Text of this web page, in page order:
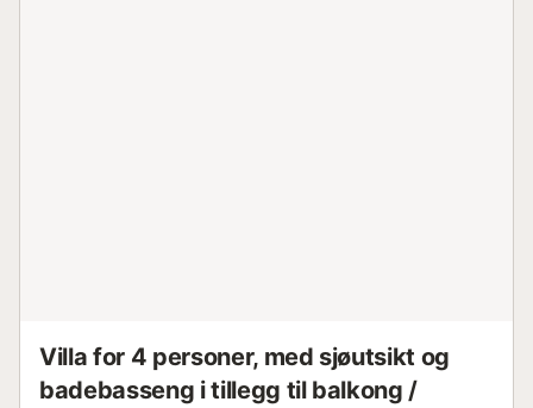
Villa for 4 personer, med sjøutsikt og
badebasseng i tillegg til balkong /